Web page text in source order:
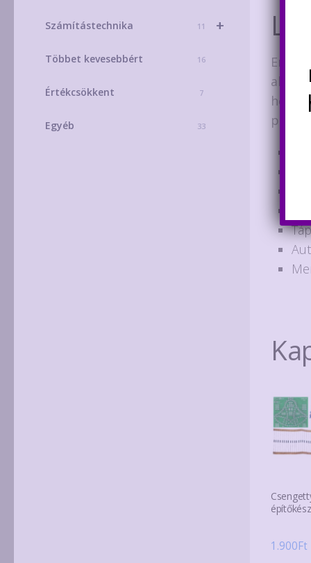
piros)
1.900Ft
+
Számítástechnika 11
Többet kevesebbért 16
Értékcsökkent 7
Egyéb 33